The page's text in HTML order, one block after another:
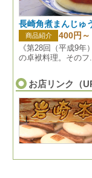
長崎角煮まんじゅ
商品紹介 400円～
《第28回（平成9
の卓袱料理。そのフ
お店リンク（